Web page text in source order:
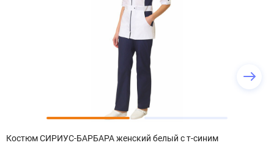
Костюм СИРИУС-БАРБАРА женский белый с т-синим